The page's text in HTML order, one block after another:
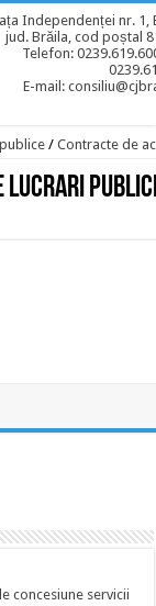
Independenței nr. 1,
jud. Brăila, cod poștal
Telefon:
E-mail:
/ Contracte de
concesiune servicii